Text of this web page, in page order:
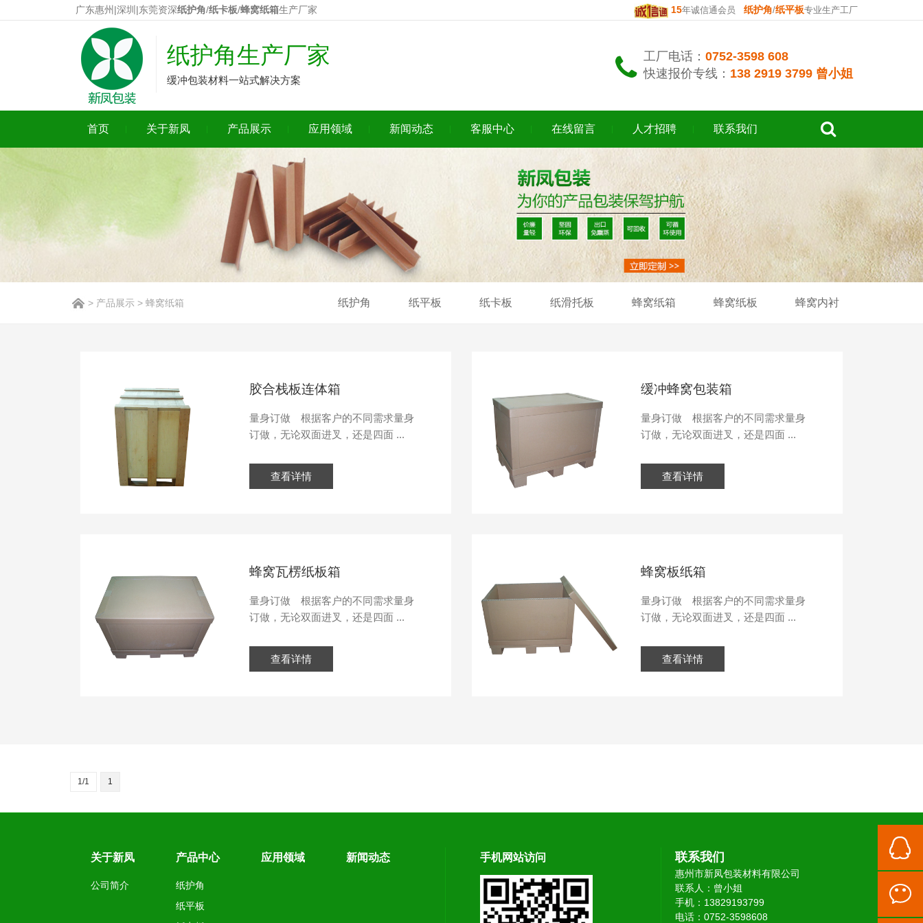
广东惠州|深圳|东莞资深纸护角/纸卡板/蜂窝纸箱生产厂家 15年诚信通会员 纸护角/纸平板专业生产工厂
纸护角生产厂家
缓冲包装材料一站式解决方案
工厂电话： 0752-3598 608
快速报价专线： 138 2919 3799 曾小姐
首页 关于新凤 产品展示 应用领域 新闻动态 客服中心 在线留言 人才招聘 联系我们
> 产品展示 > 蜂窝纸箱 纸护角 纸平板 纸卡板 纸滑托板 蜂窝纸箱 蜂窝纸板 蜂窝内衬
胶合栈板连体箱
量身订做 根据客户的不同需求量身
订做，无论双面进叉，还是四面 ...
查看详情
缓冲蜂窝包装箱
量身订做 根据客户的不同需求量身
订做，无论双面进叉，还是四面 ...
查看详情
蜂窝瓦楞纸板箱
量身订做 根据客户的不同需求量身
订做，无论双面进叉，还是四面 ...
查看详情
蜂窝板纸箱
量身订做 根据客户的不同需求量身
订做，无论双面进叉，还是四面 ...
查看详情
1
1/1
关于新凤
公司简介
产品中心
纸护角
纸平板
应用领域 新闻动态 手机网站访问 联系我们
惠州市新凤包装材料有限公司
联系人：曾小姐
手机：13829193799
电话：0752-3598608